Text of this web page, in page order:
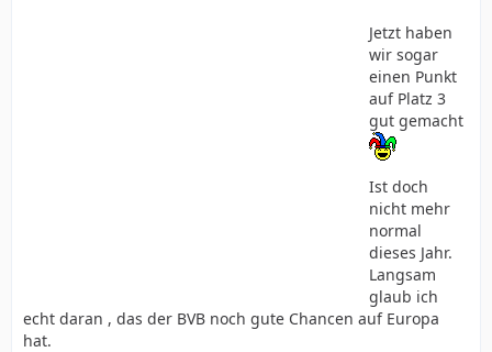
Jetzt haben
wir sogar
einen Punkt
auf Platz 3
gut gemacht
Ist doch
nicht mehr
normal
dieses Jahr.
Langsam
glaub ich
echt daran , das der BVB noch gute Chancen auf Europa
hat.